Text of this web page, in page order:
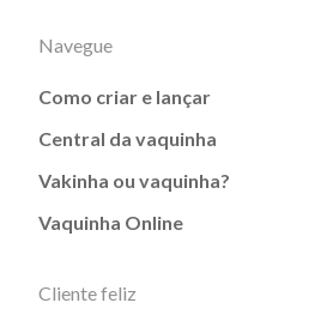
Navegue
Como criar e lançar
Central da vaquinha
Vakinha ou vaquinha?
Vaquinha Online
Cliente feliz